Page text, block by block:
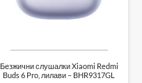
Безжични слушалки Xiaomi Redmi
Buds 6 Pro, лилави – BHR9317GL